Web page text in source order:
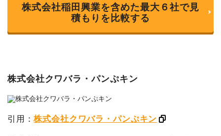
株式会社稲田興業を含めた最大６社で見
積もりを比較する
株式会社クワバラ・パンぷキン
引用：株式会社クワバラ・パンぷキン